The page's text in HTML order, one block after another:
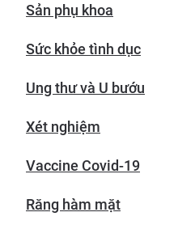
Sản phụ khoa
Sức khỏe tình dục
Ung thư và U bướu
Xét nghiệm
Vaccine Covid-19
Răng hàm mặt